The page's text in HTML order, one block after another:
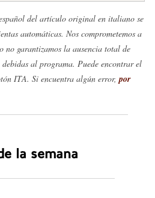
del artículo original en italiano se
automáticas. Nos comprometemos a
no garantizamos la ausencia total de
al programa. Puede encontrar el
ITA. Si encuentra algún error, por
la semana